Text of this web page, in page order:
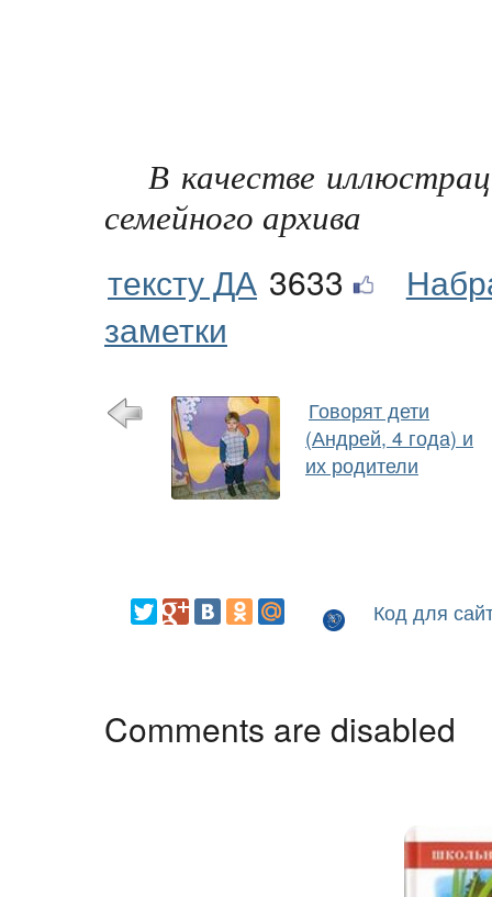
В качестве
семейного архива
тексту ДА 3633
заметки
Говорят дети
(Андрей, 4 года) и
их родители
Код для
Comments are disabled